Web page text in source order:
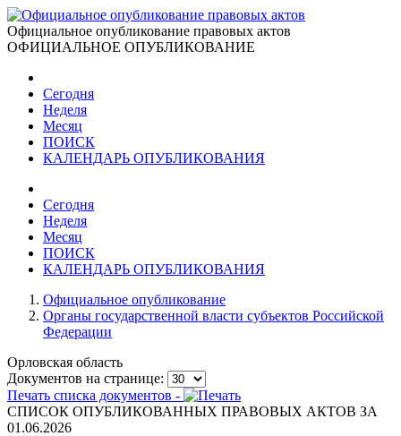
Официальное опубликование правовых актов
ОФИЦИАЛЬНОЕ ОПУБЛИКОВАНИЕ
Сегодня
Неделя
Месяц
ПОИСК
КАЛЕНДАРЬ ОПУБЛИКОВАНИЯ
Сегодня
Неделя
Месяц
ПОИСК
КАЛЕНДАРЬ ОПУБЛИКОВАНИЯ
Официальное опубликование
Органы государственной власти субъектов Российской
Федерации
Орловская область
Документов на странице:
Печать списка документов -
СПИСОК ОПУБЛИКОВАННЫХ ПРАВОВЫХ АКТОВ ЗА
01.06.2026